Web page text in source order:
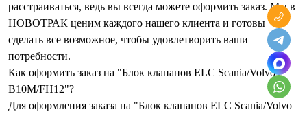
расстраиваться, ведь вы всегда можете оформить заказ. Мы в
НОВОТРАК ценим каждого нашего клиента и готовы
сделать все возможное, чтобы удовлетворить ваши
потребности.
Как оформить заказ на "Блок клапанов ELC Scania/Volvo
B10M/FH12"?
Для оформления заказа на "Блок клапанов ELC Scania/Volvo